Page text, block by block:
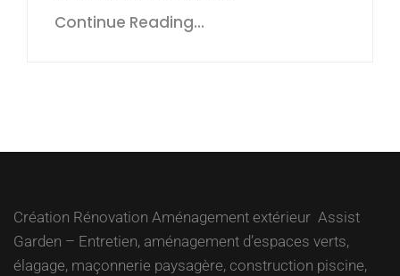
Continue Reading...
Création Rénovation Aménagement extérieur Assist
Garden – Entretien, aménagement d’espaces verts,
élagage, maçonnerie paysagère, construction piscine,